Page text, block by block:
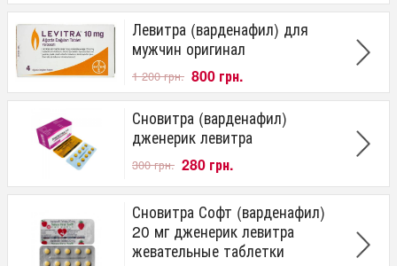
от до
Левитра (варденафил) для
мужчин оригинал
1 200 грн. 800 грн.
Сновитра (варденафил)
дженерик левитра
300 грн. 280 грн.
Сновитра Софт (варденафил)
20 мг дженерик левитра
жевательные таблетки